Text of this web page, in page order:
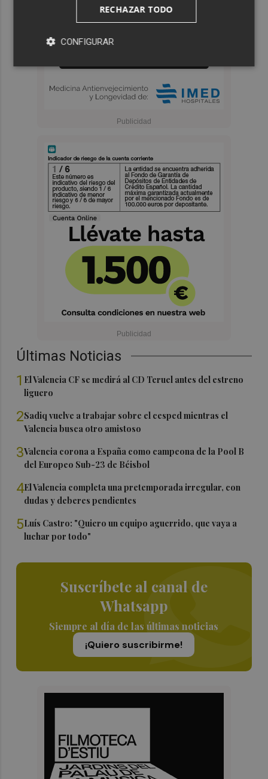
Últimas Noticias
1 El Valencia CF se medirá al CD Teruel antes del estreno
liguero
2Sadiq vuelve a trabajar sobre el cesped mientras el
Valencia busca otro amistoso
3Valencia corona a España como campeona de la Pool B
del Europeo Sub-23 de Béisbol
4El Valencia completa una pretemporada irregular, con
dudas y deberes pendientes
5Luís Castro: "Quiero un equipo aguerrido, que vaya a
luchar por todo"
Suscríbete al canal de
Whatsapp
Siempre al día de las últimas noticias
¡Quiero suscribirme!
RECHAZAR TODO
CONFIGURAR